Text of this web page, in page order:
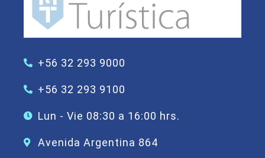
+56 32 293 9000
+56 32 293 9100
Lun - Vie 08:30 a 16:00 hrs.
Avenida Argentina 864